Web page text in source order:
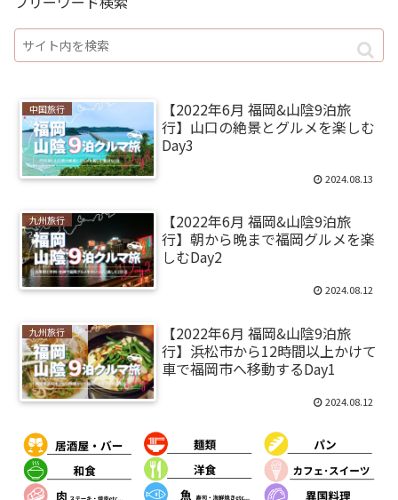
中国旅行
【2022年6月 福岡&山陰9泊旅
行】山口の絶景とグルメを楽しむ
Day3
2024.08.13
九州旅行
【2022年6月 福岡&山陰9泊旅
行】朝から晩まで福岡グルメを楽
しむDay2
2024.08.12
九州旅行
【2022年6月 福岡&山陰9泊旅
行】浜松市から12時間以上かけて
車で福岡市へ移動するDay1
2024.08.12